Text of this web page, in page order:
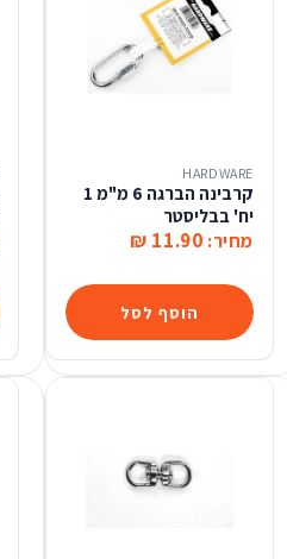
הוסף לסל
HARDWARE
קרבינה הברגה 6 מ"מ 1
יח' בבליסטר
מחיר: 11.90 ₪